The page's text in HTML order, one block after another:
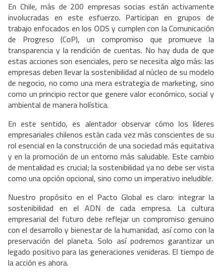
En Chile, más de 200 empresas socias están activamente
involucradas en este esfuerzo. Participan en grupos de
trabajo enfocados en los ODS y cumplen con la Comunicación
de Progreso (CoP), un compromiso que promueve la
transparencia y la rendición de cuentas. No hay duda de que
estas acciones son esenciales, pero se necesita algo más: las
empresas deben llevar la sostenibilidad al núcleo de su modelo
de negocio, no como una mera estrategia de marketing, sino
como un principio rector que genere valor económico, social y
ambiental de manera holística.
En este sentido, es alentador observar cómo los líderes
empresariales chilenos están cada vez más conscientes de su
rol esencial en la construcción de una sociedad más equitativa
y en la promoción de un entorno más saludable. Este cambio
de mentalidad es crucial; la sostenibilidad ya no debe ser vista
como una opción opcional, sino como un imperativo ineludible.
Nuestro propósito en el Pacto Global es claro: integrar la
sostenibilidad en el ADN de cada empresa. La cultura
empresarial del futuro debe reflejar un compromiso genuino
con el desarrollo y bienestar de la humanidad, así como con la
preservación del planeta. Solo así podremos garantizar un
legado positivo para las generaciones venideras. El tiempo de
la acción es ahora.